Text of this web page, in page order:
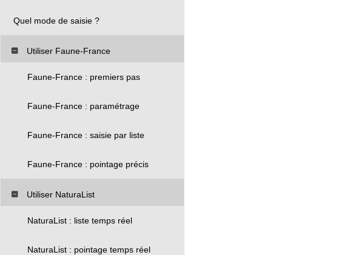
Quel mode de saisie ?
Utiliser Faune-France
Faune-France : premiers pas
Faune-France : paramétrage
Faune-France : saisie par liste
Faune-France : pointage précis
Utiliser NaturaList
NaturaList : liste temps réel
NaturaList : pointage temps réel